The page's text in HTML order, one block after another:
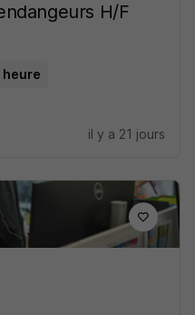
H/F
heure
il y a 21 jours